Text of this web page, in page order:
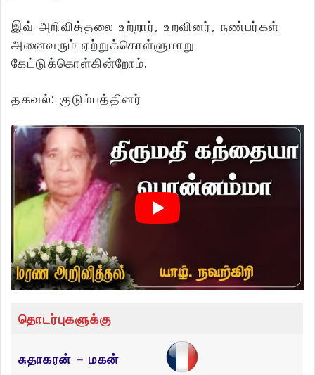
இவ் அறிவித்தலை உற்றார், உறவினர், நண்பர்கள்
அனைவரும் ஏற்றுக்கொள்ளுமாறு
கேட்டுக்கொள்கின்றோம்.
தகவல்: குடும்பத்தினர்
தொடர்புகளுக்கு
சுதாகரன் – மகன்